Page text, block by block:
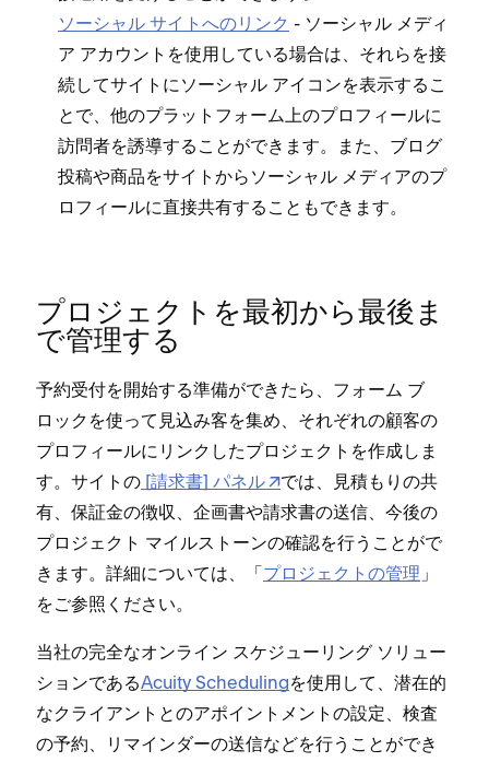
ソ⁠ーシ⁠ャル サイトへのリンク - ソ⁠ーシ⁠ャル メデ⁠ィ
ア アカウントを使用している場合は⁠、それらを接
続してサイトにソ⁠ーシ⁠ャル アイコンを表示するこ
とで⁠、他のプラ⁠ットフ⁠ォ⁠ーム上のプロフ⁠ィ⁠ールに
訪問者を誘導することができます⁠。また⁠、ブログ
投稿や商品をサイトからソ⁠ーシ⁠ャル メデ⁠ィアのプ
ロフ⁠ィ⁠ールに直接共有することもできます⁠。
プロジ⁠ェクトを最初から最後ま
で管理する
予約受付を開始する準備ができたら⁠、フ⁠ォ⁠ーム ブ
ロ⁠ックを使⁠って見込み客を集め⁠、それぞれの顧客の
プロフ⁠ィ⁠ールにリンクしたプロジ⁠ェクトを作成しま
す⁠。サイトの [⁠請求書⁠] パネル
では⁠、見積もりの共
有⁠、保証金の徴収⁠、企画書や請求書の送信⁠、今後の
プロジ⁠ェクト マイルスト⁠ーンの確認を行うことがで
きます⁠。詳細については⁠、「⁠プロジ⁠ェクトの管理 ⁠」
をご参照ください⁠。
当社の完全なオンライン スケジ⁠ュ⁠ーリング ソリ⁠ュ⁠ー
シ⁠ョンであるAcuity Schedulingを使用して⁠、潜在的
なクライアントとのアポイントメントの設定⁠、検査
の予約⁠、リマインダ⁠ーの送信などを行うことができ